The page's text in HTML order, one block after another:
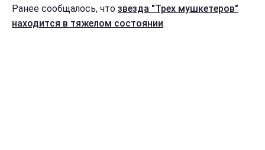
Ранее сообщалось, что звезда "Трех мушкетеров"
находится в тяжелом состоянии.